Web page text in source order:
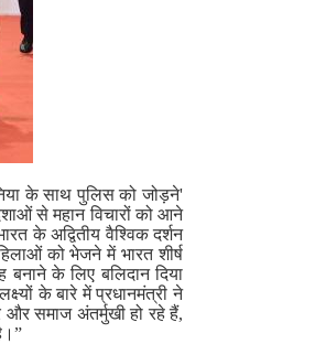
के साथ पुलिस को जोड़ने'
से महान विचारों को आने
के अद्वितीय वैश्विक दर्शन
को भेजने में भारत शीर्ष
के लिए बलिदान दिया
के बारे में प्रधानमंत्री ने
समाज अंतर्मुखी हो रहे हैं,